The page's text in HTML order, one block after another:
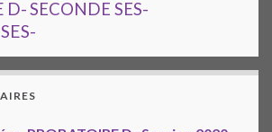
D-SECONDE SES-